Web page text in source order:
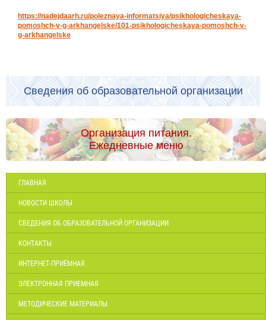
https://nadejdaarh.ru/poleznaya-informatsiya/psikhologicheskaya-
pomoshch-v-g-arkhangelske/101-psikhologicheskaya-pomoshch-v-
g-arkhangelske
Сведения об образовательной организации
Организация питания.
Ежедневные меню
ГЛАВНАЯ
НОВОСТИ ШКОЛЫ
СВЕДЕНИЯ ОБ ОБРАЗОВАТЕЛЬНОЙ ОРГАНИЗАЦИИ
КОНТАКТЫ
ИНТЕРНЕТ-ПРИЁМНАЯ
ЭЛЕКТРОННАЯ ПРИЕМНАЯ
МЕТОДИЧЕСКИЕ МАТЕРИАЛЫ